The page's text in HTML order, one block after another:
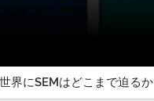
界にSEMはどこまで迫るか